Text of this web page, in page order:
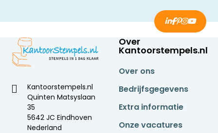
Kantoorstempels.nl
Quinten Matsyslaan
35
5642 JC Eindhoven
Nederland
Over
Kantoorstempels.nl
Over ons
Bedrijfsgegevens
Extra informatie
Onze vacatures